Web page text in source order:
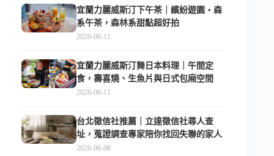
宜蘭力麗威斯汀下午茶｜繽紛遊園・森
系午茶，森林系甜點超好拍
2026-06-11
宜蘭力麗威斯汀舞日本料理｜午間定
食，壽喜燒、生魚片與日式包廂空間
2026-06-11
台北徵信社推薦｜立達徵信社尋人查
址，蒐證調查專家陪你找回失聯的家人
2026-06-08